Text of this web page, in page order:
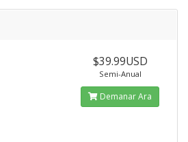
$39.99USD
Semi-Anual
Demanar Ara